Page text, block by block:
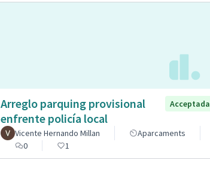
Arreglo parquing provisional
enfrente policía local
Acceptada
Vicente Hernando Millan
Aparcaments
0
1